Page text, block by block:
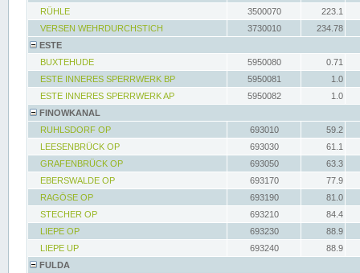
RÜHLE
3500070
223.1
VERSEN WEHRDURCHSTICH
3730010
234.78
ESTE
BUXTEHUDE
5950080
0.71
ESTE INNERES SPERRWERK BP
5950081
1.0
ESTE INNERES SPERRWERK AP
5950082
1.0
FINOWKANAL
RUHLSDORF OP
693010
59.2
LEESENBRÜCK OP
693030
61.1
GRAFENBRÜCK OP
693050
63.3
EBERSWALDE OP
693170
77.9
RAGÖSE OP
693190
81.0
STECHER OP
693210
84.4
LIEPE OP
693230
88.9
LIEPE UP
693240
88.9
FULDA